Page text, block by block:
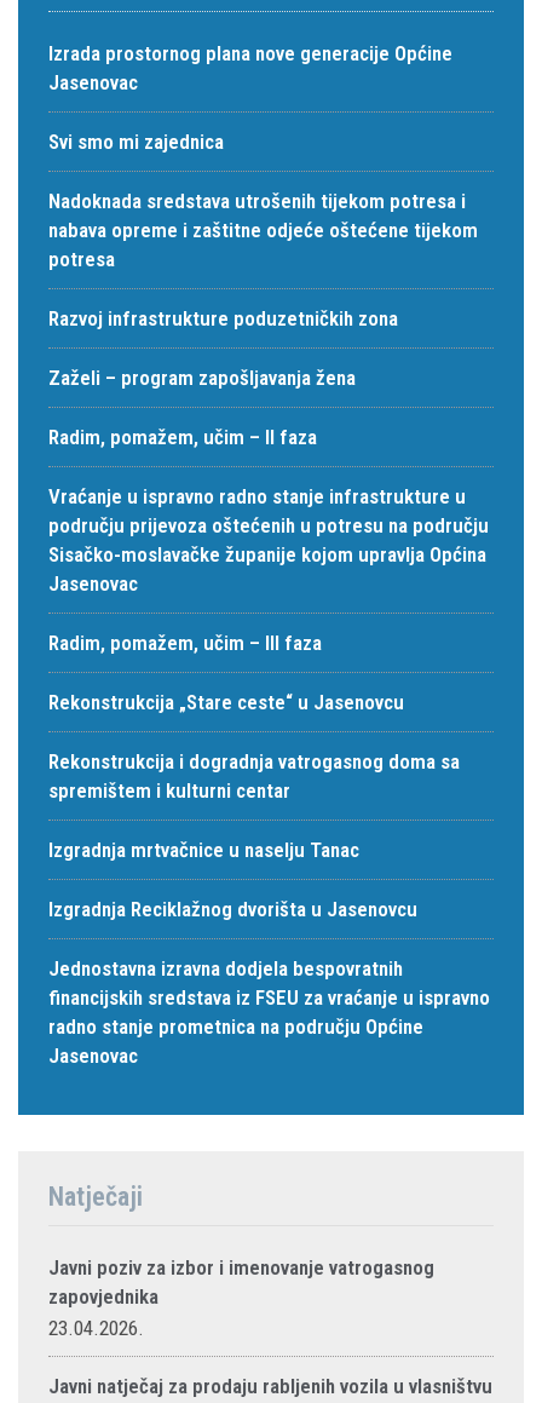
Izrada prostornog plana nove generacije Općine
Jasenovac
Svi smo mi zajednica
Nadoknada sredstava utrošenih tijekom potresa i
nabava opreme i zaštitne odjeće oštećene tijekom
potresa
Razvoj infrastrukture poduzetničkih zona
Zaželi – program zapošljavanja žena
Radim, pomažem, učim – II faza
Vraćanje u ispravno radno stanje infrastrukture u
području prijevoza oštećenih u potresu na području
Sisačko-moslavačke županije kojom upravlja Općina
Jasenovac
Radim, pomažem, učim – III faza
Rekonstrukcija „Stare ceste“ u Jasenovcu
Rekonstrukcija i dogradnja vatrogasnog doma sa
spremištem i kulturni centar
Izgradnja mrtvačnice u naselju Tanac
Izgradnja Reciklažnog dvorišta u Jasenovcu
Jednostavna izravna dodjela bespovratnih
financijskih sredstava iz FSEU za vraćanje u ispravno
radno stanje prometnica na području Općine
Jasenovac
Natječaji
Javni poziv za izbor i imenovanje vatrogasnog
zapovjednika
23.04.2026.
Javni natječaj za prodaju rabljenih vozila u vlasništvu